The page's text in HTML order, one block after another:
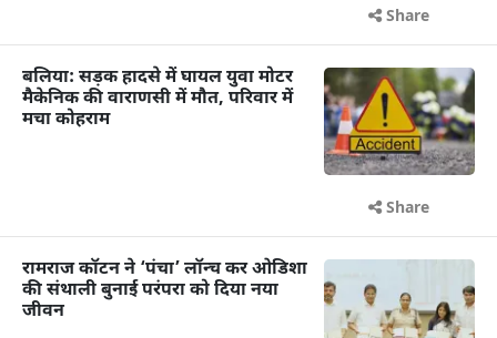
Share
बलिया: सड़क हादसे में घायल युवा मोटर
मैकेनिक की वाराणसी में मौत, परिवार में
मचा कोहराम
Share
रामराज कॉटन ने ‘पंचा’ लॉन्च कर ओडिशा
की संथाली बुनाई परंपरा को दिया नया
जीवन